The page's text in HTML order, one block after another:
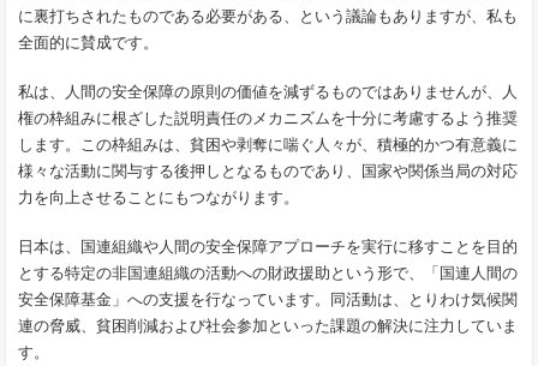
に裏打ちされたものである必要がある、という議論もありますが、私も
全面的に賛成です。
私は、人間の安全保障の原則の価値を減ずるものではありませんが、人
権の枠組みに根ざした説明責任のメカニズムを十分に考慮するよう推奨
します。この枠組みは、貧困や剥奪に喘ぐ人々が、積極的かつ有意義に
様々な活動に関与する後押しとなるものであり、国家や関係当局の対応
力を向上させることにもつながります。
日本は、国連組織や人間の安全保障アプローチを実行に移すことを目的
とする特定の非国連組織の活動への財政援助という形で、「国連人間の
安全保障基金」への支援を行なっています。同活動は、とりわけ気候関
連の脅威、貧困削減および社会参加といった課題の解決に注力していま
す。